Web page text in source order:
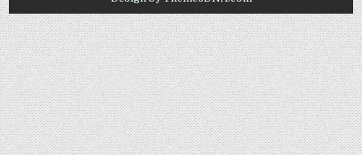
售
價】
Cohiba
Cigar
price
list
的
最
新
情
報
及
資
通
訊?
價
錢
售
價】
COHIBA
CIGAR
PRICE
LIST
的
最
新
情
報
及
資
通